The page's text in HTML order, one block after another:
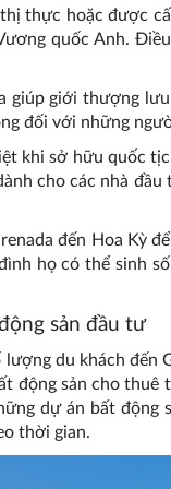
thực hoặc được
quốc Anh.
giúp giới thượng
đối với những
khi sở hữu quốc
cho các nhà
đến Hoa Kỳ
họ có thể sinh
sản đầu tư
lượng du khách
động sản cho thuê
dự án bất động
thời gian.